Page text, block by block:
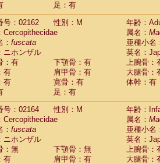
足：有
号：02162
性別：M
年齢：
Cercopithecidae
属名：
fuscata
亜種小名
ニホンザル
英名：
：有
下顎骨：有
上腕骨：
有
肩甲骨：有
大腿骨：
有
寛骨：有
体幹：有
足：有
号：02164
性別：M
年齢：
Cercopithecidae
属名：
fuscata
亜種小名
ニホンザル
英名：
：無
下顎骨：無
上腕骨：
有
肩甲骨：有
大腿骨：